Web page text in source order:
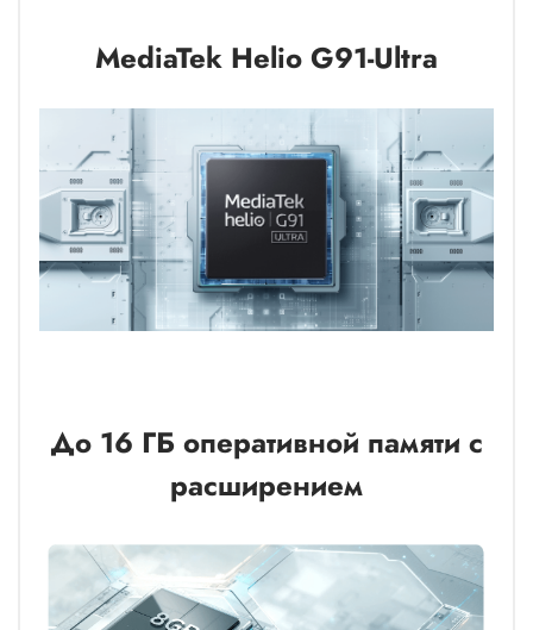
MediaTek Helio G91-Ultra
До 16 ГБ оперативной памяти с
расширением